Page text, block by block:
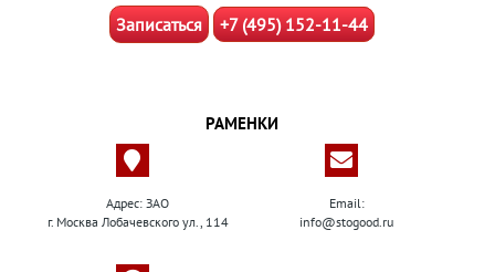
Записаться +7 (495) 152-11-44
РАМЕНКИ
Адрес: ЗАО
г. Москва Лобачевского ул., 114
Email:
info@stogood.ru